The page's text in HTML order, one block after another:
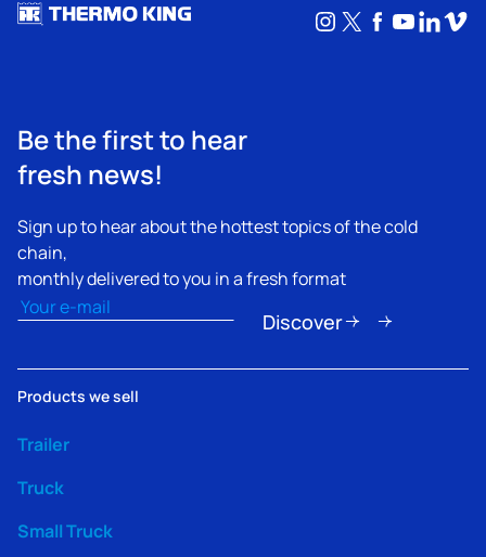
Instagram
X Facebook
Be the first to hear
fresh news!
Sign up to hear about the hottest topics of the cold
chain,
monthly delivered to you in a fresh format
Email(erforderlich)
Discover
Products we sell
Trailer
Truck
Small Truck